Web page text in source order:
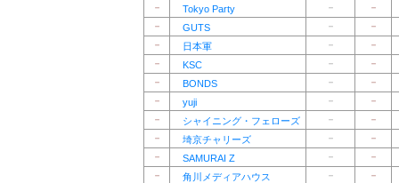
－
Tokyo Party －
－
－
GUTS －
－
－
日本軍 －
－
－
KSC －
－
－
BONDS －
－
－
yuji －
－
－
シャイニング・フェローズ －
－
－
埼京チャリーズ －
－
－
SAMURAI Z －
－
－
角川メディアハウス －
－